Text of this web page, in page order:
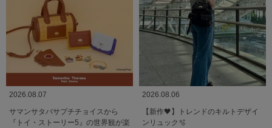
2026.08.07
サマンサタバサプチチョイスから
『トイ・ストーリー5』の世界観が楽
2026.08.06
【新作🖤】トレンドのキルトデザイ
ンリュック🫧